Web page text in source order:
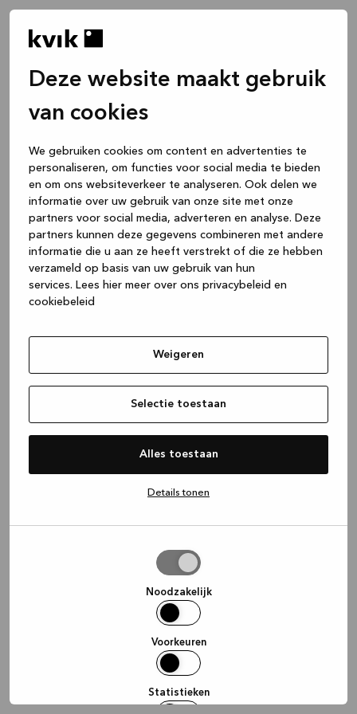
Deze website maakt gebruik
van cookies
We gebruiken cookies om content en advertenties te
personaliseren, om functies voor social media te bieden
en om ons websiteverkeer te analyseren. Ook delen we
informatie over uw gebruik van onze site met onze
partners voor social media, adverteren en analyse. Deze
partners kunnen deze gegevens combineren met andere
informatie die u aan ze heeft verstrekt of die ze hebben
verzameld op basis van uw gebruik van hun
services. Lees hier meer over ons privacybeleid en
cookiebeleid
Weigeren
Selectie toestaan
Alles toestaan
Details tonen
Noodzakelijk
Voorkeuren
Statistieken
(see the browser console for more
information).